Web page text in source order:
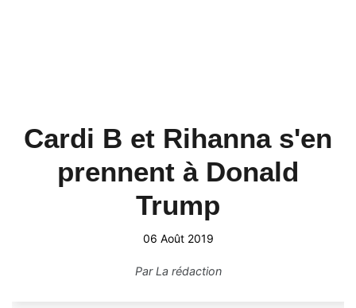
Cardi B et Rihanna s'en
prennent à Donald
Trump
06 Août 2019
ParLa rédaction